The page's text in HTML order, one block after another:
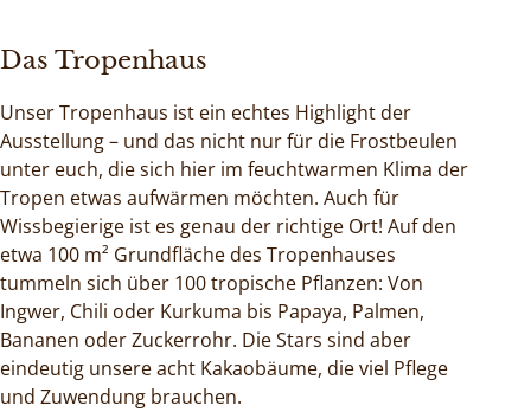
Das Tropenhaus
Unser Tropenhaus ist ein echtes Highlight der
Ausstellung – und das nicht nur für die Frostbeulen
unter euch, die sich hier im feuchtwarmen Klima der
Tropen etwas aufwärmen möchten. Auch für
Wissbegierige ist es genau der richtige Ort! Auf den
etwa 100 m² Grundfläche des Tropenhauses
tummeln sich über 100 tropische Pflanzen: Von
Ingwer, Chili oder Kurkuma bis Papaya, Palmen,
Bananen oder Zuckerrohr. Die Stars sind aber
eindeutig unsere acht Kakaobäume, die viel Pflege
und Zuwendung brauchen.